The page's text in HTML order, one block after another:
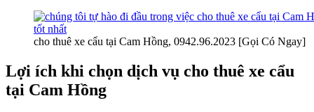
cho thuê xe cẩu tại Cam Hồng, 0942.96.2023 [Gọi Có Ngay]
Lợi ích khi chọn dịch vụ cho thuê xe cẩu
tại Cam Hồng